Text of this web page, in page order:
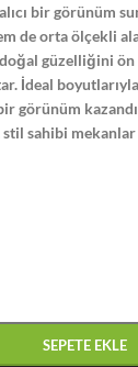
bir görünüm
de orta ölçekli
güzelliğini ön
İdeal
görünüm
stil sahibi
SEPETE EKLE